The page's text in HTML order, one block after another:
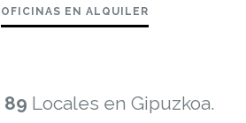
OFICINAS EN ALQUILER
89 Locales en Gipuzkoa.